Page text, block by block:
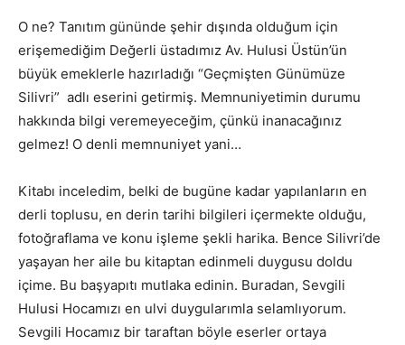
O ne? Tanıtım gününde şehir dışında olduğum için
erişemediğim Değerli üstadımız Av. Hulusi Üstün’ün
büyük emeklerle hazırladığı “Geçmişten Günümüze
Silivri” adlı eserini getirmiş. Memnuniyetimin durumu
hakkında bilgi veremeyeceğim, çünkü inanacağınız
gelmez! O denli memnuniyet yani…
Kitabı inceledim, belki de bugüne kadar yapılanların en
derli toplusu, en derin tarihi bilgileri içermekte olduğu,
fotoğraflama ve konu işleme şekli harika. Bence Silivri’de
yaşayan her aile bu kitaptan edinmeli duygusu doldu
içime. Bu başyapıtı mutlaka edinin. Buradan, Sevgili
Hulusi Hocamızı en ulvi duygularımla selamlıyorum.
Sevgili Hocamız bir taraftan böyle eserler ortaya